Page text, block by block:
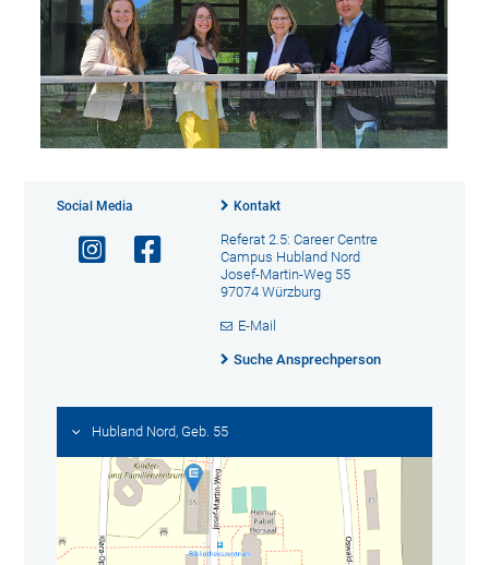
Social Media Kontakt
Referat 2.5: Career Centre
Campus Hubland Nord
Josef-Martin-Weg 55
97074 Würzburg
E-Mail
Suche Ansprechperson
Hubland Nord, Geb. 55